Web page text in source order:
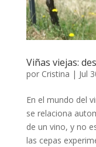
Viñas viejas:
por Cristina | Jul
En el mundo del
se relaciona
de un vino, y no
las cepas